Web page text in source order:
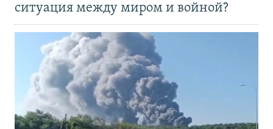
ситуация между миром и войной?